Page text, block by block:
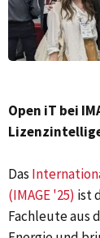
Open iT bei
Das
(IMAGE '25) ist
Fachleute aus